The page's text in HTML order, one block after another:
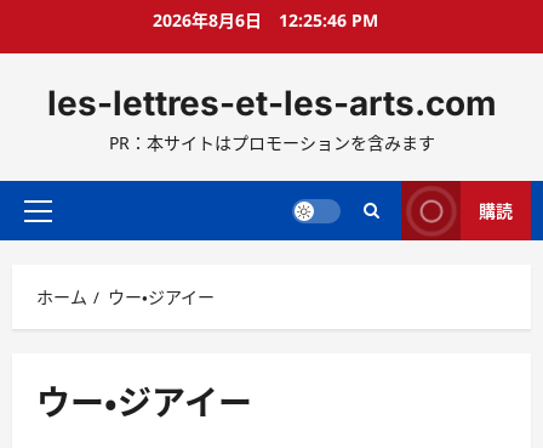
ス
ッ
2026年8月6日 12:25:47 PM
les-lettres-et-les-arts.com
PR：本サイトはプロモーションを含みます
メ
メ
ニ
ー
購読
ホーム ウー・ジアイー
ウー・ジアイー